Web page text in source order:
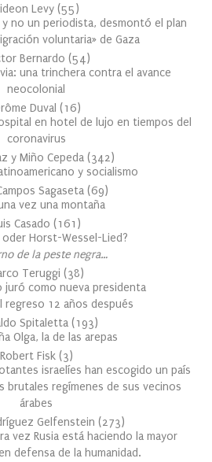
Levy (55)
no un periodista, desmontó el plan
voluntaria» de Gaza
Bernardo (54)
una trinchera contra el avance
neocolonial
Duval (16)
en hotel de lujo en tiempos del
coronavirus
y Miño Cepeda (342)
y socialismo
Sagaseta (69)
vez una montaña
Casado (161 )
oder Horst-Wessel-Lied?
de la peste negra…
Teruggi (38)
juró como nueva presidenta
regreso 12 años después
Spitaletta (193)
Olga, la de las arepas
Robert Fisk (3)
israelíes han escogido un país
brutales regímenes de sus vecinos
árabes
Gelfenstein (273)
vez Rusia está haciendo la mayor
defensa de la humanidad.